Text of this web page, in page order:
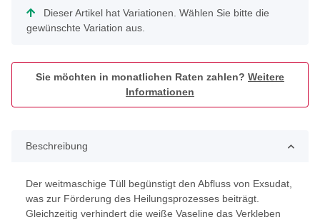
x
Dieser Artikel hat Variationen. Wählen Sie bitte die
gewünschte Variation aus.
Sie möchten in monatlichen Raten zahlen? Weitere
Informationen
Beschreibung
Der weitmaschige Tüll begünstigt den Abfluss von Exsudat,
was zur Förderung des Heilungsprozesses beiträgt.
Gleichzeitig verhindert die weiße Vaseline das Verkleben